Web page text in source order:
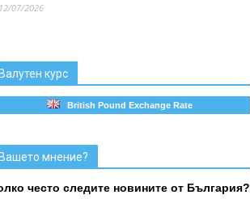
07/2026
курс
British Pound Exchange Rate
мнение?
често следите новините от България?